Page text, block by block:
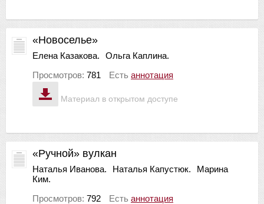
Материал в открытом доступе
«Новоселье»
Елена Казакова.
Ольга Каплина.
Просмотров: 781 Есть аннотация
«Ручной» вулкан
Наталья Иванова. Наталья Капустюк.
Марина
Ким.
Просмотров: 792 Есть аннотация